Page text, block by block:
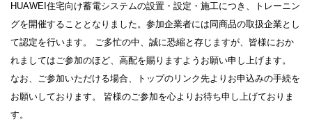
HUAWEI住宅向け蓄電システムの設置・設定・施工につき、トレーニン
グを開催することとなりました。参加企業者には同商品の取扱企業とし
て認定を行います。 ご多忙の中、誠に恐縮と存じますが、皆様におか
れましてはご参加のほど、高配を賜りますようお願い申し上げます。
なお、ご参加いただける場合、トップのリンク先よりお申込みの手続を
お願いしております。 皆様のご参加を心よりお待ち申し上げておりま